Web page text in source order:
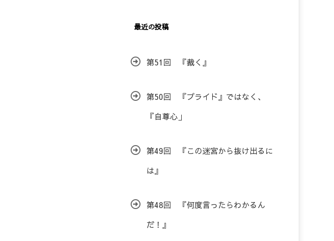
最近の投稿
第51回 『裁く』
第50回 『プライド』ではなく、
『自尊心」
第49回 『この迷宮から抜け出るに
は』
第48回 『何度言ったらわかるん
だ！』